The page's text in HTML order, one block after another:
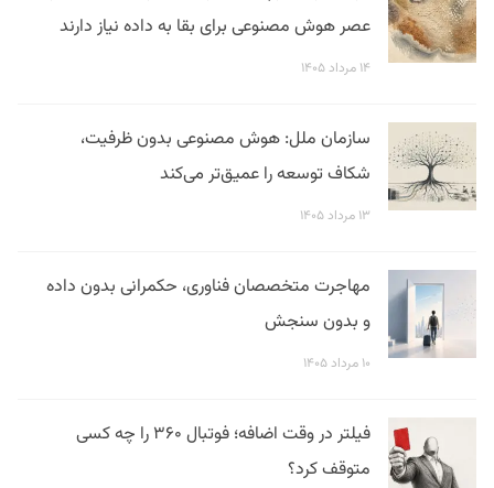
عصر هوش مصنوعی برای بقا به داده نیاز دارند
۱۴ مرداد ۱۴۰۵
سازمان ملل: هوش مصنوعی بدون ظرفیت،
شکاف توسعه را عمیق‌تر می‌کند
۱۳ مرداد ۱۴۰۵
مهاجرت متخصصان فناوری، حکمرانی بدون داده
و بدون سنجش
۱۰ مرداد ۱۴۰۵
فیلتر در وقت اضافه؛ فوتبال ۳۶۰ را چه کسی
متوقف کرد؟